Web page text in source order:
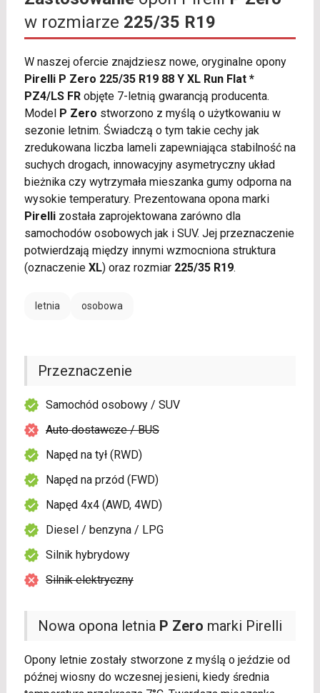
w rozmiarze 225/35 R19
W naszej ofercie znajdziesz nowe, oryginalne opony
Pirelli P Zero 225/35 R19 88 Y XL Run Flat *
PZ4/LS FRobjęte 7-letnią gwarancją producenta.
Model P Zero stworzono z myślą o użytkowaniu w
sezonie letnim. Świadczą o tym takie cechy jak
zredukowana liczba lameli zapewniająca stabilność na
suchych drogach, innowacyjny asymetryczny układ
bieżnika czy wytrzymała mieszanka gumy odporna na
wysokie temperatury. Prezentowana opona marki
Pirellizostała zaprojektowana zarówno dla
samochodów osobowych jak i SUV. Jej przeznaczenie
potwierdzają między innymi wzmocniona struktura
(oznaczenie XL) oraz rozmiar 225/35 R19.
letnia osobowa
Nowa opona letnia P Zero marki Pirelli
Opony letnie zostały stworzone z myślą o jeździe od
późnej wiosny do wczesnej jesieni, kiedy średnia
Przeznaczenie
Samochód osobowy / SUV
Auto dostawcze / BUS
Napęd na tył (RWD)
Napęd na przód (FWD)
Napęd 4x4 (AWD, 4WD)
Diesel / benzyna / LPG
Silnik hybrydowy
Silnik elektryczny